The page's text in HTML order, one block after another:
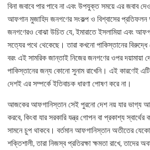
বিনা জবাবে পার পাবে না এবং উপযুক্ত সময়ে এর জবাব
আফগান মুজাহিদ জনগণের সংকল্প ও বিশ্বাসের প্রতিফলন
জনগণেরও বোঝা উচিত যে, ইমারাতে ইসলামিয়া এবং
সত্যের পথে থেকেছে। তারা কখনো পাকিস্তানের
বরং এই সামরিক জান্তাই নিজের জনগণের ওপর দয়ামায়া
পাকিস্তানের জন্য কোনো সুনাম রাখেনি। এই কারণেই
দেশই এর সম্পর্কে ইতিবাচক ধারণা পোষণ করে না।
আজকের আফগানিস্তান সেই পুরনো দেশ নয় যার ভাগ্য
করবে, কিংবা যার সরকারি যন্ত্র গোপন বা প্রকাশ্য
সামনে চুপ থাকবে। বর্তমান আফগানিস্তান অতীতের
শক্তিশালী, তারা নিজস্ব প্রতিরক্ষা ক্ষমতা রাখে, তাদের